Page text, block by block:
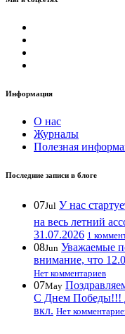
Информация
О нас
Журналы
Полезная
Последние записи в блоге
07Jul У нас
на весь летний
31.07.2026 1
08Jun Уважаемые
внимание, что
Нет комментариев
07May
С Днем Победы!!!
вкл. Нет